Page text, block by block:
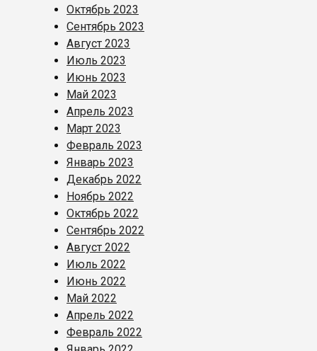
Октябрь 2023
Сентябрь 2023
Август 2023
Июль 2023
Июнь 2023
Май 2023
Апрель 2023
Март 2023
Февраль 2023
Январь 2023
Декабрь 2022
Ноябрь 2022
Октябрь 2022
Сентябрь 2022
Август 2022
Июль 2022
Июнь 2022
Май 2022
Апрель 2022
Февраль 2022